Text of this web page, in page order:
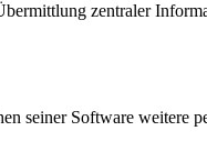
zentraler
seiner Software weitere